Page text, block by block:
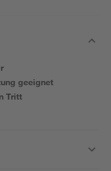
geeignet
Tritt